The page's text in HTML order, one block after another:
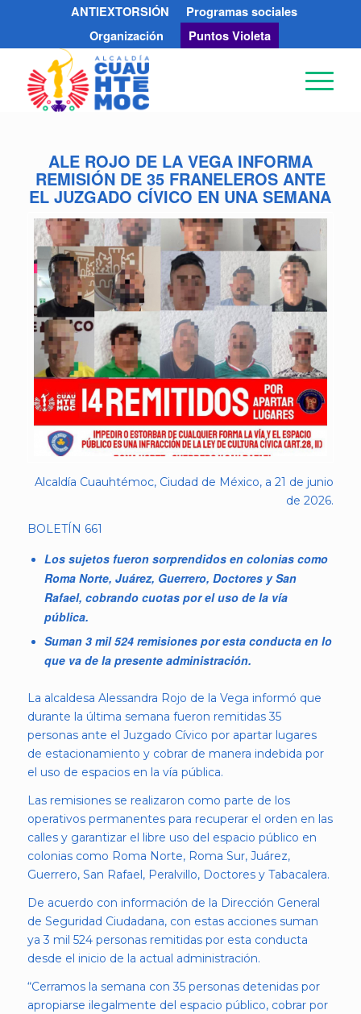
ANTIEXTORSIÓN
Programas sociales
Organización
Puntos Violeta
ALE ROJO DE LA VEGA INFORMA
REMISIÓN DE 35 FRANELEROS ANTE
EL JUZGADO CÍVICO EN UNA SEMANA
Alcaldía Cuauhtémoc, Ciudad de México, a 21 de junio
de 2026.
BOLETÍN 661
Los sujetos fueron sorprendidos en colonias como
Roma Norte, Juárez, Guerrero, Doctores y San
Rafael, cobrando cuotas por el uso de la vía
pública.
Suman 3 mil 524 remisiones por esta conducta en lo
que va de la presente administración.
La alcaldesa Alessandra Rojo de la Vega informó que
durante la última semana fueron remitidas 35
personas ante el Juzgado Cívico por apartar lugares
de estacionamiento y cobrar de manera indebida por
el uso de espacios en la vía pública.
Las remisiones se realizaron como parte de los
operativos permanentes para recuperar el orden en las
calles y garantizar el libre uso del espacio público en
colonias como Roma Norte, Roma Sur, Juárez,
Guerrero, San Rafael, Peralvillo, Doctores y Tabacalera.
De acuerdo con información de la Dirección General
de Seguridad Ciudadana, con estas acciones suman
ya 3 mil 524 personas remitidas por esta conducta
desde el inicio de la actual administración.
“Cerramos la semana con 35 personas detenidas por
apropiarse ilegalmente del espacio público, cobrar por